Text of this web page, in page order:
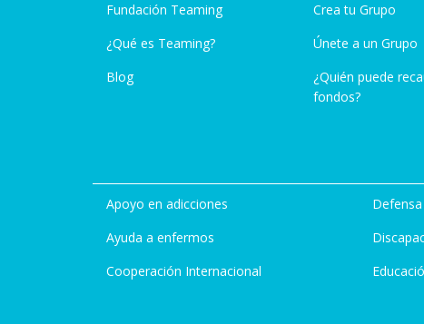
Fundación Teaming
¿Qué es Teaming?
Blog
Crea tu Grupo
Únete a un Grupo
¿Quién puede
fondos?
Apoyo en adicciones
Ayuda a enfermos
Cooperación Internacional